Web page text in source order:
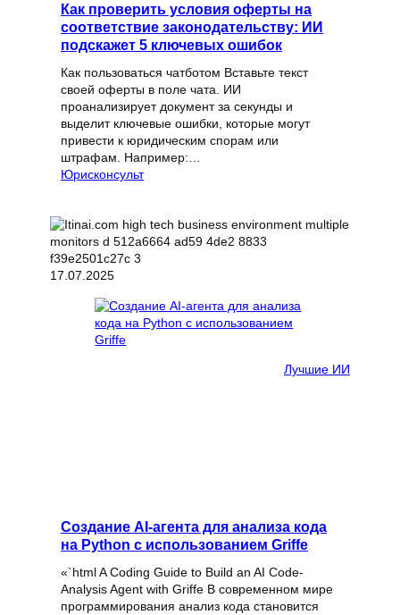
Как проверить условия оферты на
соответствие законодательству: ИИ
подскажет 5 ключевых ошибок
Как пользоваться чатботом Вставьте текст
своей оферты в поле чата. ИИ
проанализирует документ за секунды и
выделит ключевые ошибки, которые могут
привести к юридическим спорам или
штрафам. Например:…
Юрисконсульт
17.07.2025
Лучшие ИИ
Создание AI-агента для анализа кода
на Python с использованием Griffe
«`html A Coding Guide to Build an AI Code-
Analysis Agent with Griffe В современном мире
программирования анализ кода становится